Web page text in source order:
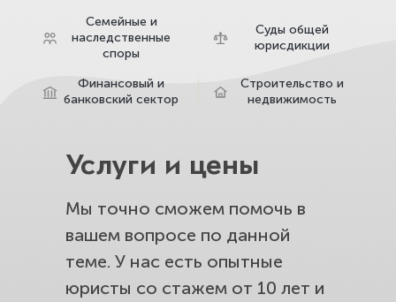
Семейные и
наследственные
споры
Суды общей
юрисдикции
Финансовый и
банковский сектор
Строительство и
недвижимость
Услуги и цены
Мы точно сможем помочь в
вашем вопросе по данной
теме. У нас есть опытные
юристы со стажем от 10 лет и